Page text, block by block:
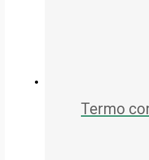
Termo